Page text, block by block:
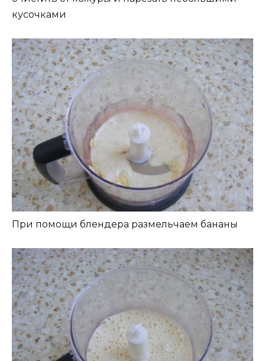
кусочками
При помощи блендера размельчаем бананы